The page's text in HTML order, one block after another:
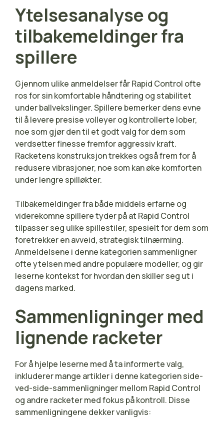
Ytelsesanalyse og
tilbakemeldinger fra
spillere
Gjennom ulike anmeldelser får Rapid Control ofte
ros for sin komfortable håndtering og stabilitet
under ballvekslinger. Spillere bemerker dens evne
til å levere presise volleyer og kontrollerte lober,
noe som gjør den til et godt valg for dem som
verdsetter finesse fremfor aggressiv kraft.
Racketens konstruksjon trekkes også frem for å
redusere vibrasjoner, noe som kan øke komforten
under lengre spilløkter.
Tilbakemeldinger fra både middels erfarne og
viderekomne spillere tyder på at Rapid Control
tilpasser seg ulike spillestiler, spesielt for dem som
foretrekker en avveid, strategisk tilnærming.
Anmeldelsene i denne kategorien sammenligner
ofte ytelsen med andre populære modeller, og gir
leserne kontekst for hvordan den skiller seg ut i
dagens marked.
Sammenligninger med
lignende racketer
For å hjelpe leserne med å ta informerte valg,
inkluderer mange artikler i denne kategorien side-
ved-side-sammenligninger mellom Rapid Control
og andre racketer med fokus på kontroll. Disse
sammenligningene dekker vanligvis: